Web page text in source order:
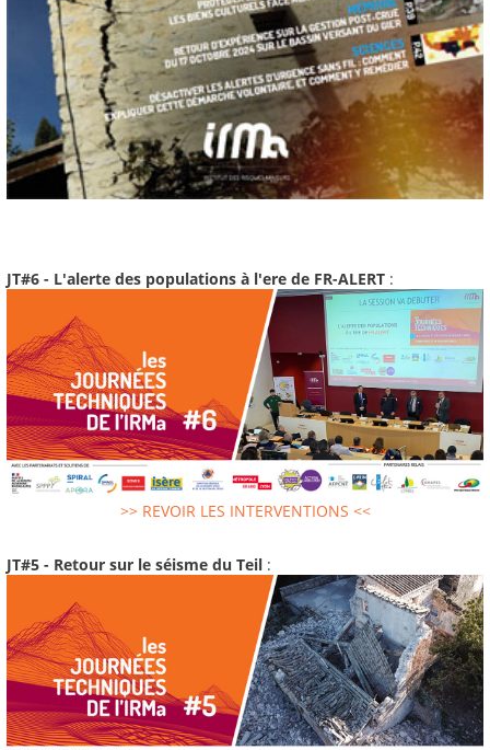
JT#6 - L'alerte des populations à l'ere de FR-ALERT :
>> REVOIR LES INTERVENTIONS <<
JT#5 - Retour sur le séisme du Teil :